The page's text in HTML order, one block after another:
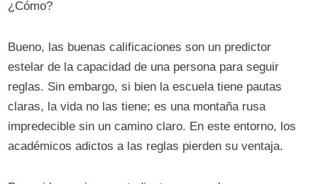
¿Cómo?
Bueno, las buenas calificaciones son un predictor
estelar de la capacidad de una persona para seguir
reglas. Sin embargo, si bien la escuela tiene pautas
claras, la vida no las tiene; es una montaña rusa
impredecible sin un camino claro. En este entorno, los
académicos adictos a las reglas pierden su ventaja.